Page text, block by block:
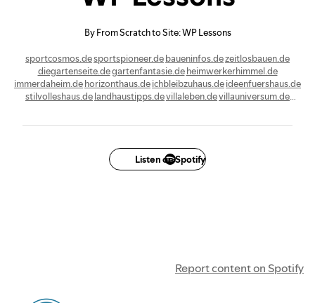
By From Scratch to Site: WP Lessons
sportcosmos.desportspioneer.debaueninfos.dezeitlosbauen.de
diegartenseite.degartenfantasie.deheimwerkerhimmel.de
immerdaheim.dehorizonthaus.deichbleibzuhaus.deideenfuershaus.de
stilvolleshaus.delandhaustipps.devillaleben.devillauniversum.de
techlogger.detechseiten.de
technologiekompass.de
technologieplanet.de
hobbygeek.deerholungscoach.de
Listen on Spotify
Report content on Spotify